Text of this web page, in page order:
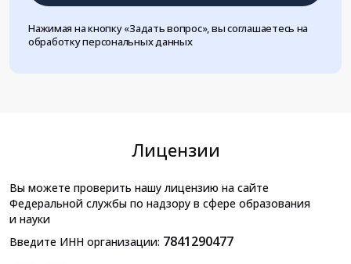
Нажимая на кнопку «Задать вопрос», вы соглашаетесь на
обработку персональных данных
Лицензии
Вы можете проверить нашу лицензию на сайте
Федеральной службы по надзору в сфере образования
и науки
Введите ИНН организации: 7841290477